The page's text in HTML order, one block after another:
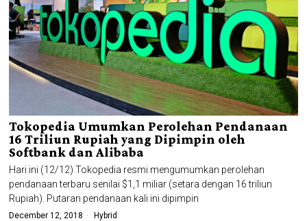
Tokopedia Umumkan Perolehan Pendanaan
16 Triliun Rupiah yang Dipimpin oleh
Softbank dan Alibaba
Hari ini (12/12) Tokopedia resmi mengumumkan perolehan
pendanaan terbaru senilai $1,1 miliar (setara dengan 16 triliun
Rupiah). Putaran pendanaan kali ini dipimpin
December 12, 2018 Hybrid